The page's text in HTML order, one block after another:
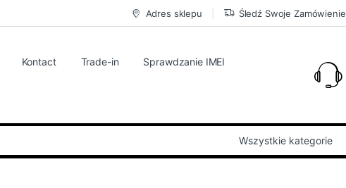
Adres sklepu Śledź Swoje Zamówienie
Kontact Trade-in Sprawdzanie IMEI